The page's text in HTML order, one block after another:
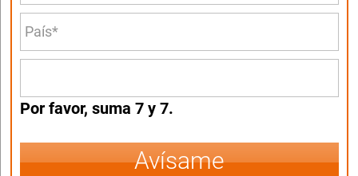
Por favor, suma 7 y 7.
Avísame